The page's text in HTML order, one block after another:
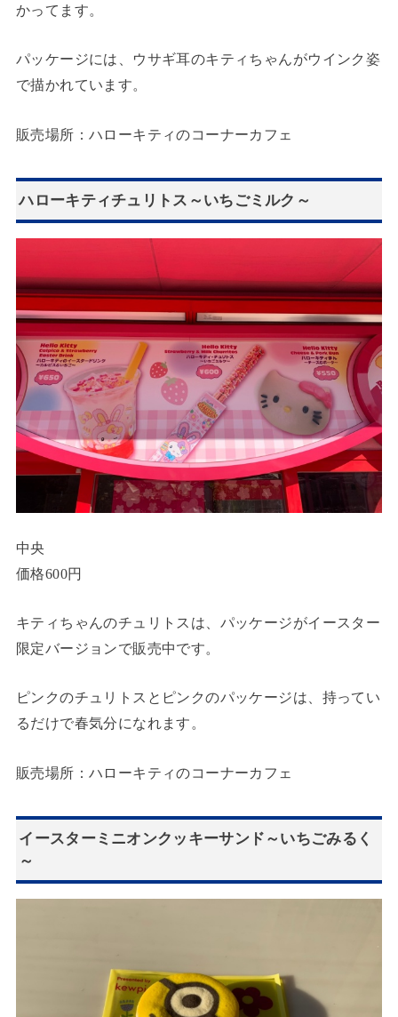
かってます。
パッケージには、ウサギ耳のキティちゃんがウインク姿
で描かれています。
販売場所：ハローキティのコーナーカフェ
ハローキティチュリトス～いちごミルク～
中央
価格600円
キティちゃんのチュリトスは、パッケージがイースター
限定バージョンで販売中です。
ピンクのチュリトスとピンクのパッケージは、持ってい
るだけで春気分になれます。
販売場所：ハローキティのコーナーカフェ
イースターミニオンクッキーサンド～いちごみるく
～